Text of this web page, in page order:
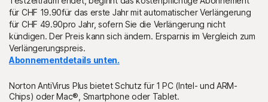
für CHF 19.90für das erste Jahr mit automatischer Verlängerung
für CHF 49.90pro Jahr, sofern Sie die Verlängerung nicht
kündigen. Der Preis kann sich ändern. Ersparnis im Vergleich zum
Verlängerungspreis.
Abonnementdetails unten.
Norton AntiVirus Plus bietet Schutz für 1 PC (Intel- und ARM-
Chips) oder Mac®, Smartphone oder Tablet.